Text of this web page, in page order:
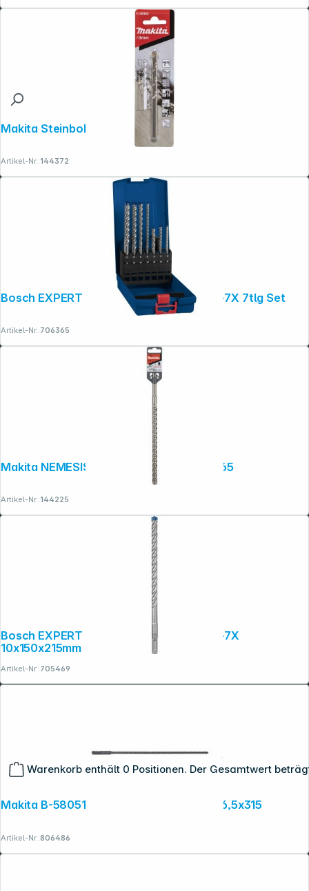
Warenkorb enthält 0 Positionen. Der Gesamtwert
Makita Steinbohrer 8x110 mm
Artikel-Nr.:144372
Bosch EXPERT Hammerbohrer SDS plus-7X 7tlg Set
Artikel-Nr.:706365
Makita NEMESISII SDS-PLUSBohrer 12x265
Artikel-Nr.:144225
Bosch EXPERT Hammerbohrer SDS plus-7X
10x150x215mm
Artikel-Nr.:705469
Makita B-58051 NEMESIS2 SDS+ Bohrer 6,5x315
Artikel-Nr.:806486